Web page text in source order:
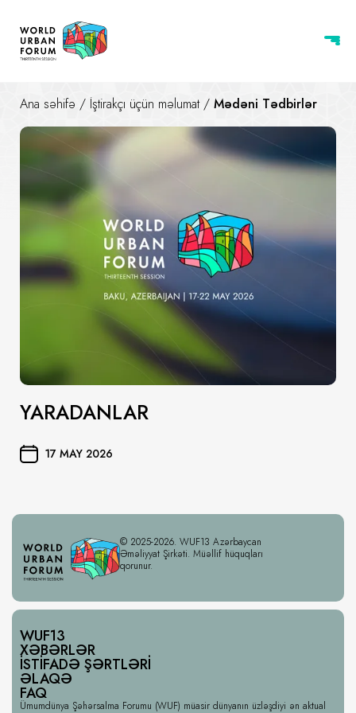
Ana səhifə / İştirakçı üçün məlumat/ Mədəni Tədbirlər
YARADANLAR
17 MAY 2026
© 2025-2026. WUF13 Azərbaycan
Əməliyyat Şirkəti. Müəllif hüquqları
qorunur.
WUF13
XƏBƏRLƏR
İSTIFADƏ ŞƏRTLƏRI
ƏLAQƏ
FAQ
Ümumdünya Şəhərsalma Forumu (WUF) müasir dünyanın üzləşdiyi ən aktual